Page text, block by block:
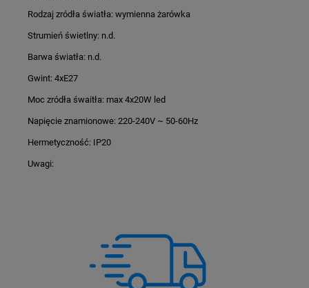
Rodzaj zródła światła: wymienna żarówka
Strumień świetlny: n.d.
Barwa światła: n.d.
Gwint: 4xE27
Moc zródła śwaitła: max 4x20W led
Napięcie znamionowe: 220-240V ~ 50-60Hz
Hermetyczność: IP20
Uwagi: